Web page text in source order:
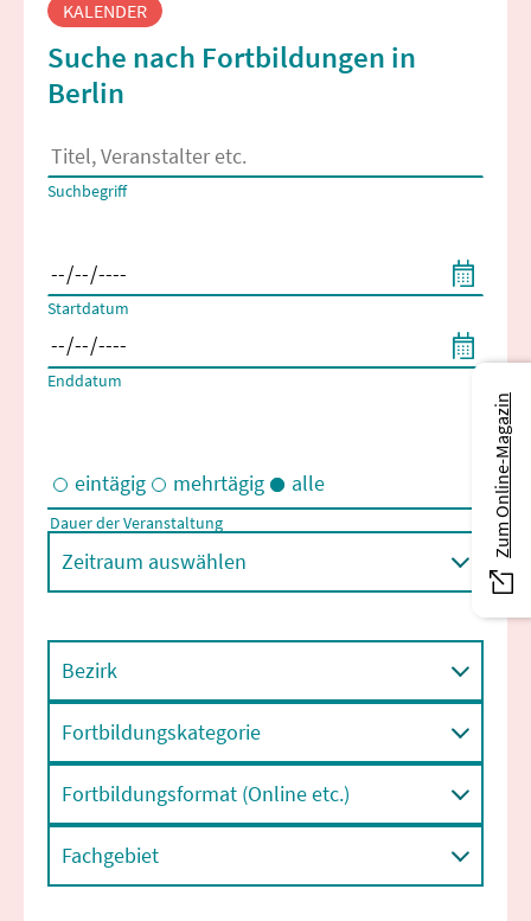
KALENDER
Suche nach Fortbildungen in
Berlin
Es erscheinen Suchvorschläge, wenn mindestens 2 Zeichen
Suchbegriff
Startdatum
Enddatum
Eintägige und/oder mehrtägige Veranstaltungen
eintägig mehrtägig alle
Dauer der Veranstaltung
Zeitraum auswählen
Bezirk
Fortbildungskategorie
Fortbildungsformat (Online etc.)
Fachgebiet
Zum Online-Magazin